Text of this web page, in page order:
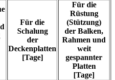
Für die
Schalung
der
Deckenplatten
[Tage]
Für die
Rüstung
(Stützung)
der Balken,
Rahmen und
weit
gespannter
Platten
[Tage]